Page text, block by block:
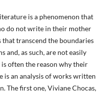
is a phenomenon that
do not write in their mother
transcend the boundaries
and, as such, are not easily
often the reason why their
is an analysis of works written
The first one, Viviane Chocas,